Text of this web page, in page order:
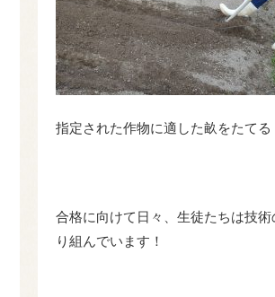
指定された作物に適した畝をたてる
合格に向けて日々、生徒たちは技術
り組んでいます！